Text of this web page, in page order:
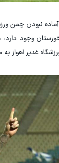
آماده نبودن چمن
وجود
غدیر اهواز